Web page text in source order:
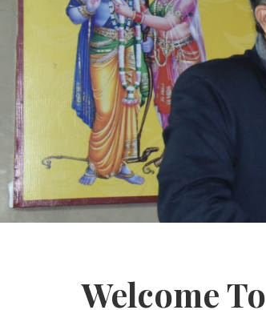
Welcome To